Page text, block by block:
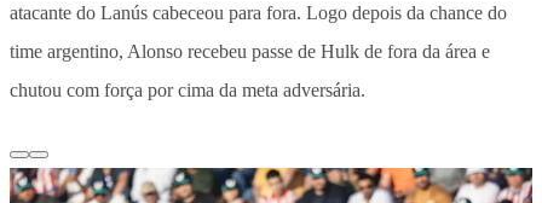
atacante do Lanús cabeceou para fora. Logo depois da chance do
time argentino, Alonso recebeu passe de Hulk de fora da área e
chutou com força por cima da meta adversária.